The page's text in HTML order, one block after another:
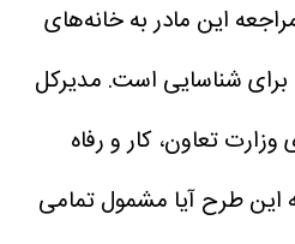
این مادر به خانه‌های
شناسایی است. مدیرکل
تعاون، کار و رفاه
این طرح آیا مشمول تمامی